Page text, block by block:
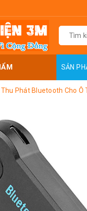
SẢN
Thu Phát Bluetooth Cho Ô